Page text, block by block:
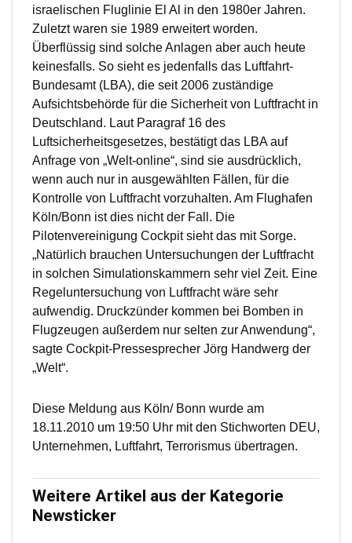
israelischen Fluglinie El Al in den 1980er Jahren.
Zuletzt waren sie 1989 erweitert worden.
Überflüssig sind solche Anlagen aber auch heute
keinesfalls. So sieht es jedenfalls das Luftfahrt-
Bundesamt (LBA), die seit 2006 zuständige
Aufsichtsbehörde für die Sicherheit von Luftfracht in
Deutschland. Laut Paragraf 16 des
Luftsicherheitsgesetzes, bestätigt das LBA auf
Anfrage von „Welt-online“, sind sie ausdrücklich,
wenn auch nur in ausgewählten Fällen, für die
Kontrolle von Luftfracht vorzuhalten. Am Flughafen
Köln/Bonn ist dies nicht der Fall. Die
Pilotenvereinigung Cockpit sieht das mit Sorge.
„Natürlich brauchen Untersuchungen der Luftfracht
in solchen Simulationskammern sehr viel Zeit. Eine
Regeluntersuchung von Luftfracht wäre sehr
aufwendig. Druckzünder kommen bei Bomben in
Flugzeugen außerdem nur selten zur Anwendung“,
sagte Cockpit-Pressesprecher Jörg Handwerg der
„Welt“.
Diese Meldung aus Köln/ Bonn wurde am
18.11.2010 um 19:50 Uhr mit den Stichworten DEU,
Unternehmen, Luftfahrt, Terrorismus übertragen.
Weitere Artikel aus der Kategorie
Newsticker